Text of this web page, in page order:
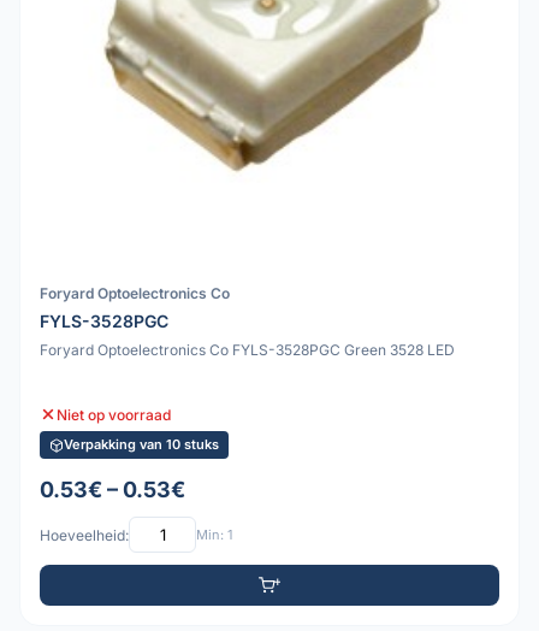
Foryard Optoelectronics Co
FYLS-3528PGC
Foryard Optoelectronics Co FYLS-3528PGC Green 3528 LED
Niet op voorraad
Verpakking van 10 stuks
0.53€ – 0.53€
Hoeveelheid: Min: 1